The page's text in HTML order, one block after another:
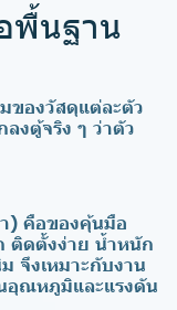
พื้นฐาน
ของวัสดุแต่ละตัว
ลงตู้จริง ๆ ว่าตัว
) คือของคุ้นมือ
ติดตั้งง่าย น้ำหนัก
จึงเหมาะกับงาน
อุณหภูมิและแรงดัน